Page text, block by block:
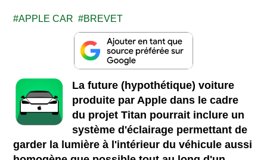
APPLE CAR BREVET
La future (hypothétique) voiture
produite par Apple dans le cadre
du projet Titan pourrait inclure un
système d'éclairage permettant de
garder la lumière à l'intérieur du véhicule aussi